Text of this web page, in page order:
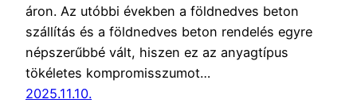
áron. Az utóbbi években a földnedves beton
szállítás és a földnedves beton rendelés egyre
népszerűbbé vált, hiszen ez az anyagtípus
tökéletes kompromisszumot…
2025.11.10.